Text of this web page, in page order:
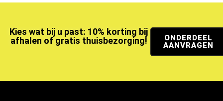
Kies wat bij u past: 10% korting bij
afhalen of gratis thuisbezorging!
ONDERDEEL
AANVRAGEN